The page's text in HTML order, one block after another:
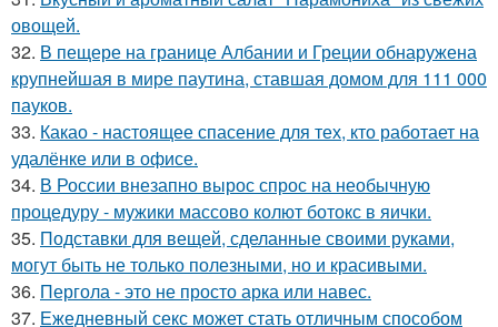
овощей.
32. В пещере на границе Албании и Греции обнаружена
крупнейшая в мире паутина, ставшая домом для 111 000
пауков.
33. Какао - настоящее спасение для тех, кто работает на
удалёнке или в офисе.
34. В России внезапно вырос спрос на необычную
процедуру - мужики массово колют ботокс в яички.
35. Подставки для вещей, сделанные своими руками,
могут быть не только полезными, но и красивыми.
36. Пергола - это не просто арка или навес.
37. Ежедневный секс может стать отличным способом